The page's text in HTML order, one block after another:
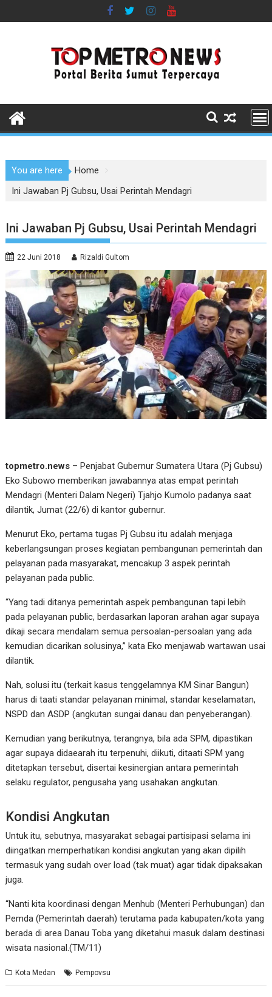
to
You are here
Home
Ini Jawaban Pj Gubsu, Usai Perintah Mendagri
Ini Jawaban Pj Gubsu, Usai Perintah Mendagri
22 Juni 2018 Rizaldi Gultom
topmetro.news – Penjabat Gubernur Sumatera Utara (Pj Gubsu)
Eko Subowo memberikan jawabannya atas empat perintah
Mendagri (Menteri Dalam Negeri) Tjahjo Kumolo padanya saat
dilantik, Jumat (22/6) di kantor gubernur.
Menurut Eko, pertama tugas Pj Gubsu itu adalah menjaga
keberlangsungan proses kegiatan pembangunan pemerintah dan
pelayanan pada masyarakat, mencakup 3 aspek perintah
pelayanan pada public.
“Yang tadi ditanya pemerintah aspek pembangunan tapi lebih
pada pelayanan public, berdasarkan laporan arahan agar supaya
dikaji secara mendalam semua persoalan-persoalan yang ada
kemudian dicarikan solusinya,” kata Eko menjawab wartawan usai
dilantik.
Nah, solusi itu (terkait kasus tenggelamnya KM Sinar Bangun)
harus di taati standar pelayanan minimal, standar keselamatan,
NSPD dan ASDP (angkutan sungai danau dan penyeberangan).
Kemudian yang berikutnya, terangnya, bila ada SPM, dipastikan
agar supaya didaearah itu terpenuhi, diikuti, ditaati SPM yang
ditetapkan tersebut, disertai kesinergian antara pemerintah
selaku regulator, pengusaha yang usahakan angkutan.
Kondisi Angkutan
Untuk itu, sebutnya, masyarakat sebagai partisipasi selama ini
diingatkan memperhatikan kondisi angkutan yang akan dipilih
termasuk yang sudah over load (tak muat) agar tidak dipaksakan
juga.
“Nanti kita koordinasi dengan Menhub (Menteri Perhubungan) dan
Pemda (Pemerintah daerah) terutama pada kabupaten/kota yang
berada di area Danau Toba yang diketahui masuk dalam destinasi
wisata nasional.(TM/11)
Kota Medan Pempovsu